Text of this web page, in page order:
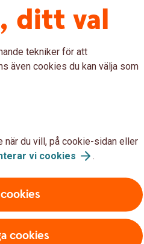
det?
ditt val
tekniker för att
även cookies du kan välja som
när du vill, på cookie-sidan eller
vi cookies .
cookies